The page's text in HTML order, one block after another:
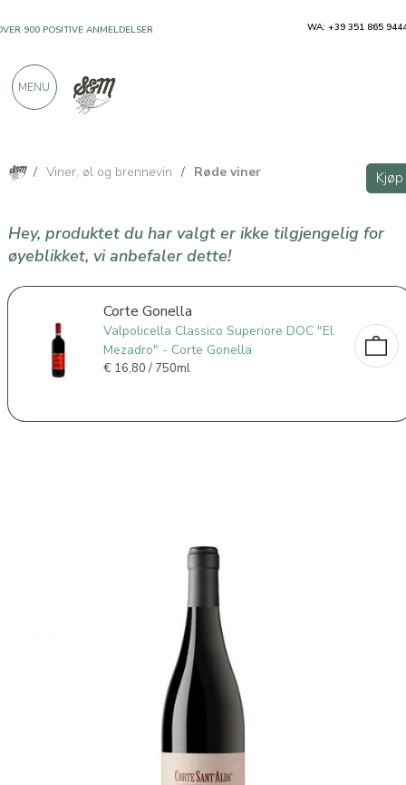
/ Viner, øl og brennevin / Røde viner Kjøp
Hey, produktet du har valgt er ikke tilgjengelig for
øyeblikket, vi anbefaler dette!
Corte Gonella
Valpolicella Classico Superiore DOC "El
Mezadro" - Corte Gonella
€16,80 / 750ml
900 POSITIVE ANMELDELSER WA: +39 351 865
MENU